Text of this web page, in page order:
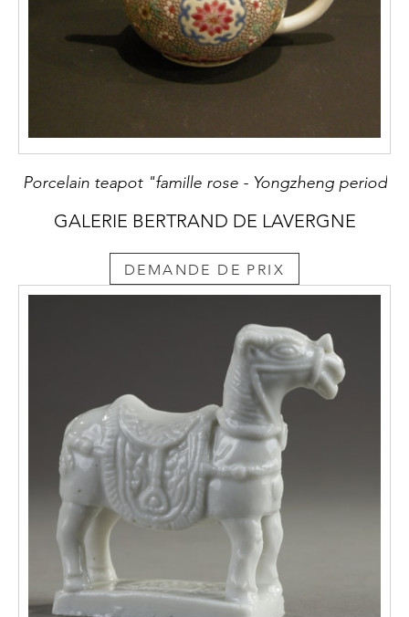
Porcelain teapot "famille rose - Yongzheng period
GALERIE BERTRAND DE LAVERGNE
DEMANDE DE PRIX